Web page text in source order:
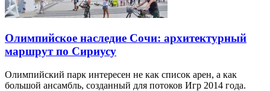
Олимпийское наследие Сочи: архитектурный
маршрут по Сириусу
Олимпийский парк интересен не как список арен, а как
большой ансамбль, созданный для потоков Игр 2014 года.